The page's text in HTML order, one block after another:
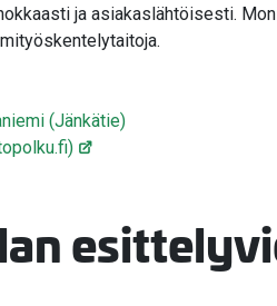
ja asiakaslähtöisesti.
(Jänkätie)